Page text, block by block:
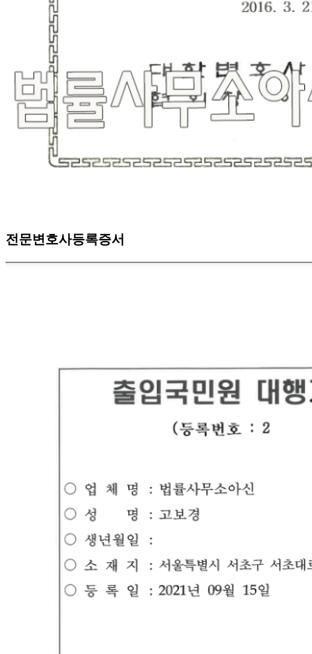
전문변호사등록증서